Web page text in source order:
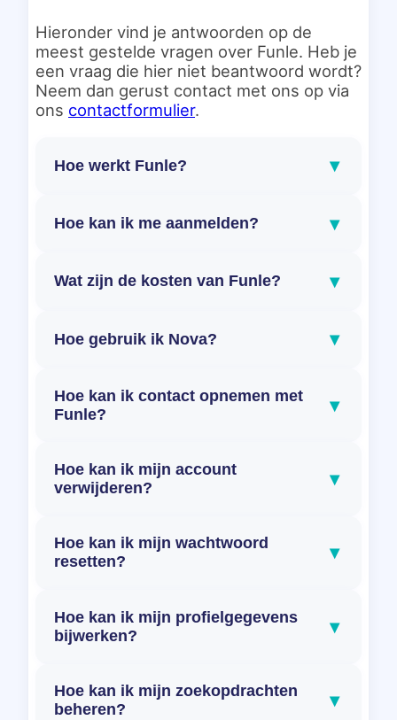
Hieronder vind je antwoorden op de
meest gestelde vragen over Funle. Heb je
een vraag die hier niet beantwoord wordt?
Neem dan gerust contact met ons op via
ons contactformulier.
Hoe werkt Funle? ▾
Hoe kan ik me aanmelden? ▾
Wat zijn de kosten van Funle? ▾
Hoe gebruik ik Nova? ▾
Hoe kan ik contact opnemen met
Funle?
▾
Hoe kan ik mijn account
verwijderen?
▾
Hoe kan ik mijn wachtwoord
resetten?
▾
Hoe kan ik mijn profielgegevens
bijwerken?
▾
Hoe kan ik mijn zoekopdrachten
beheren?
▾